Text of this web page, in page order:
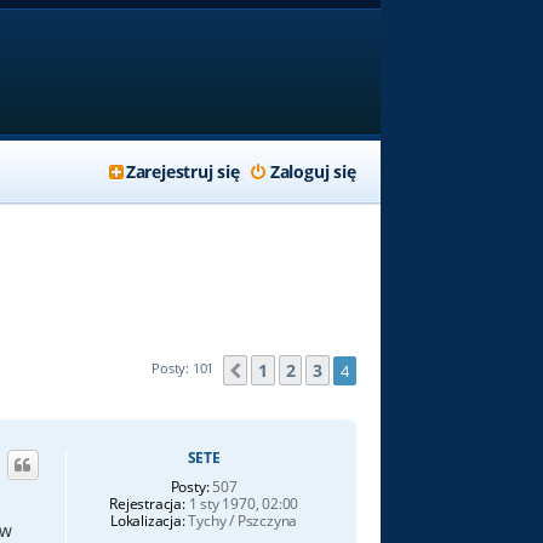
Zaloguj się
Zarejestruj się
Posty: 101 Poprzednia
1 2 3 4
SETE
Posty:507
Rejestracja:1 sty 1970, 02:00
Lokalizacja:Tychy / Pszczyna